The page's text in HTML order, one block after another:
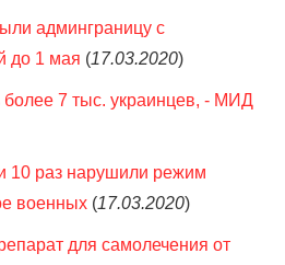
админграницу с
до 1 мая (17.03.2020)
более 7 тыс. украинцев, - МИД
10 раз нарушили режим
военных (17.03.2020)
для самолечения от